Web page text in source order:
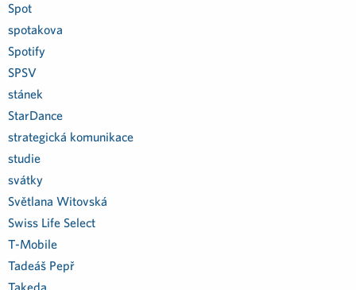
Spot
spotakova
Spotify
SPSV
stánek
StarDance
strategická komunikace
studie
svátky
Světlana Witovská
Swiss Life Select
T-Mobile
Tadeáš Pepř
Takeda